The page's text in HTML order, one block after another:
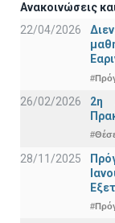
Ανακοινώσεις
22/04/2026
26/02/2026
2η
28/11/2025